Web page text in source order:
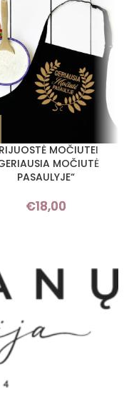
MOČIUTEI
MOČIUTĖ
PASAULYJE“
€18,00